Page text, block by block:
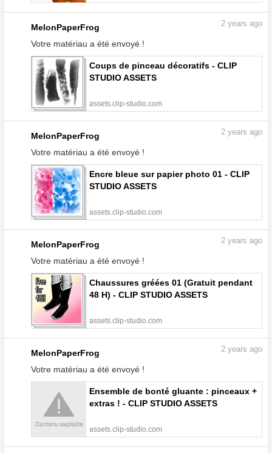
MelonPaperFrog
Votre matériau a été envoyé !
2 years ago
Coups de pinceau décoratifs - CLIP
STUDIO ASSETS
assets.clip-studio.com
MelonPaperFrog
Votre matériau a été envoyé !
2 years ago
Encre bleue sur papier photo 01 - CLIP
STUDIO ASSETS
assets.clip-studio.com
MelonPaperFrog
Votre matériau a été envoyé !
2 years ago
Chaussures gréées 01 (Gratuit pendant
48 H) - CLIP STUDIO ASSETS
assets.clip-studio.com
MelonPaperFrog
Votre matériau a été envoyé !
2 years ago
Ensemble de bonté gluante : pinceaux +
extras ! - CLIP STUDIO ASSETS
assets.clip-studio.com